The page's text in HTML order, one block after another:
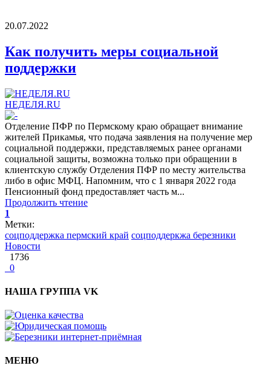
20.07.2022
Как получить меры социальной
поддержки
НЕДЕЛЯ.RU
Отделение ПФР по Пермскому краю обращает внимание
жителей Прикамья, что подача заявления на получение мер
социальной поддержки, представляемых ранее органами
социальной защиты, возможна только при обращении в
клиентскую службу Отделения ПФР по месту жительства
либо в офис МФЦ. Напомним, что с 1 января 2022 года
Пенсионный фонд предоставляет часть м...
Продолжить чтение
1
Метки:
соцподдержка пермский край соцподдеркжа березники
Новости
1736
0
НАША ГРУППА VK
МЕНЮ